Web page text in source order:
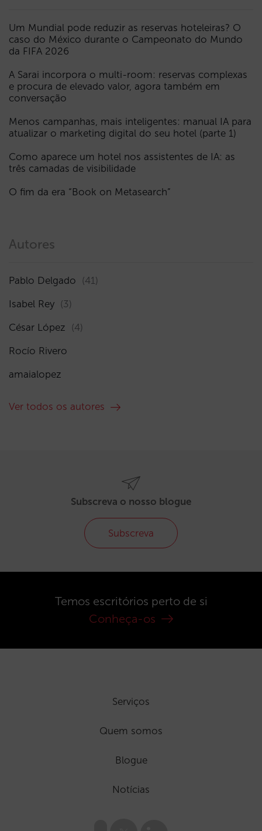
Um Mundial pode reduzir as reservas hoteleiras? O
caso do México durante o Campeonato do Mundo
da FIFA 2026
A Sarai incorpora o multi-room: reservas complexas
e procura de elevado valor, agora também em
conversação
Menos campanhas, mais inteligentes: manual IA para
atualizar o marketing digital do seu hotel (parte 1)
Como aparece um hotel nos assistentes de IA: as
três camadas de visibilidade
O fim da era “Book on Metasearch”
Autores
Pablo Delgado (41)
Isabel Rey (3)
César López (4)
Rocío Rivero
amaialopez
Ver todos os autores
Subscreva o nosso blogue
Subscreva
Temos escritórios perto de si
Conheça-os
Serviços
Quem somos
Blogue
Notícias